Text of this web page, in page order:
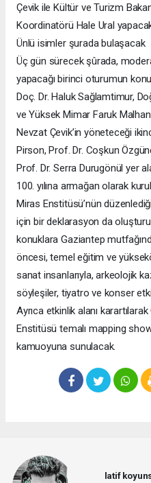
Çevik ile Kültür ve Turizm
Koordinatörü Hale Ural
Ünlü isimler şurada bulaşacak
Üç gün sürecek şûrada,
yapacağı birinci oturumun
Doç. Dr. Haluk Sağlamtimur,
ve Yüksek Mimar Faruk
Nevzat Çevik’in yöneteceği
Pirson, Prof. Dr. Coşkun
Prof. Dr. Serra Durugönül yer
100. yılına armağan olarak
Miras Enstitüsü’nün
için bir deklarasyon da
konuklara Gaziantep
öncesi, temel eğitim ve
sanat insanlarıyla, arkeolojik
söyleşiler, tiyatro ve konser
Ayrıca etkinlik alanı
Enstitüsü temalı mapping show,
kamuoyuna sunulacak.
latif